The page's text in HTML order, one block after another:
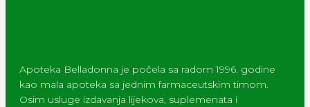
Apoteka Belladonna je počela sa radom 1996. godine
kao mala apoteka sa jednim farmaceutskim timom.
Osim usluge izdavanja lijekova, suplemenata i